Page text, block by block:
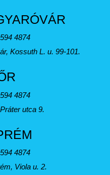
4874
Kossuth L. u. 99-101.
4874
utca 9.
4874
Viola u. 2.